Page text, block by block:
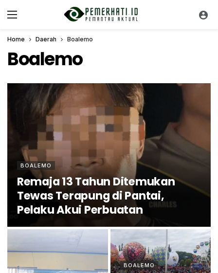
Home Daerah Boalemo
Boalemo
BOALEMO
Remaja 13 Tahun Ditemukan
Tewas Terapung di Pantai,
Pelaku Akui Perbuatan
BOALEMO